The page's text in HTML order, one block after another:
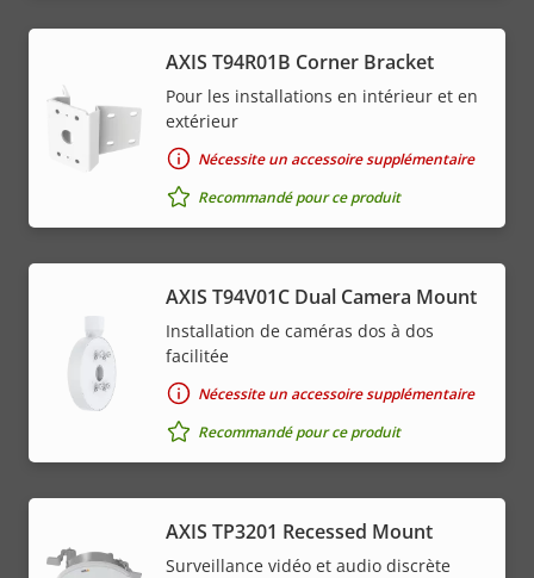
AXIS T94R01B Corner Bracket
Pour les installations en intérieur et en
extérieur
Nécessite un accessoire supplémentaire
Recommandé pour ce produit
AXIS T94V01C Dual Camera Mount
Installation de caméras dos à dos
facilitée
Nécessite un accessoire supplémentaire
Recommandé pour ce produit
AXIS TP3201 Recessed Mount
Surveillance vidéo et audio discrète